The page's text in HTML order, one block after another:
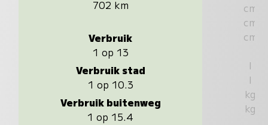
702 km
Verbruik
1 op 13
Verbruik stad
1 op 10.3
Verbruik buitenweg
1 op 15.4
cm
cm
cm
l
l
kg
kg